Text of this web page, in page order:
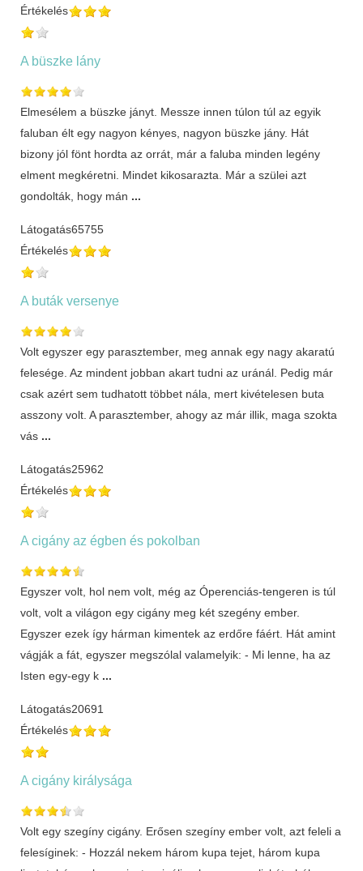
Értékelés
A büszke lány
Elmesélem a büszke jányt. Messze innen túlon túl az egyik
faluban élt egy nagyon kényes, nagyon büszke jány. Hát
bizony jól fönt hordta az orrát, már a faluba minden legény
elment megkéretni. Mindet kikosarazta. Már a szülei azt
gondolták, hogy mán ...
Látogatás65755
Értékelés
A buták versenye
Volt egyszer egy parasztember, meg annak egy nagy akaratú
felesége. Az mindent jobban akart tudni az uránál. Pedig már
csak azért sem tudhatott többet nála, mert kivételesen buta
asszony volt. A parasztember, ahogy az már illik, maga szokta
vás ...
Látogatás25962
Értékelés
A cigány az égben és pokolban
Egyszer volt, hol nem volt, még az Óperenciás-tengeren is túl
volt, volt a világon egy cigány meg két szegény ember.
Egyszer ezek így hárman kimentek az erdőre fáért. Hát amint
vágják a fát, egyszer megszólal valamelyik: - Mi lenne, ha az
Isten egy-egy k ...
Látogatás20691
Értékelés
A cigány királysága
Volt egy szegíny cigány. Erősen szegíny ember volt, azt feleli a
felesíginek: - Hozzál nekem három kupa tejet, három kupa